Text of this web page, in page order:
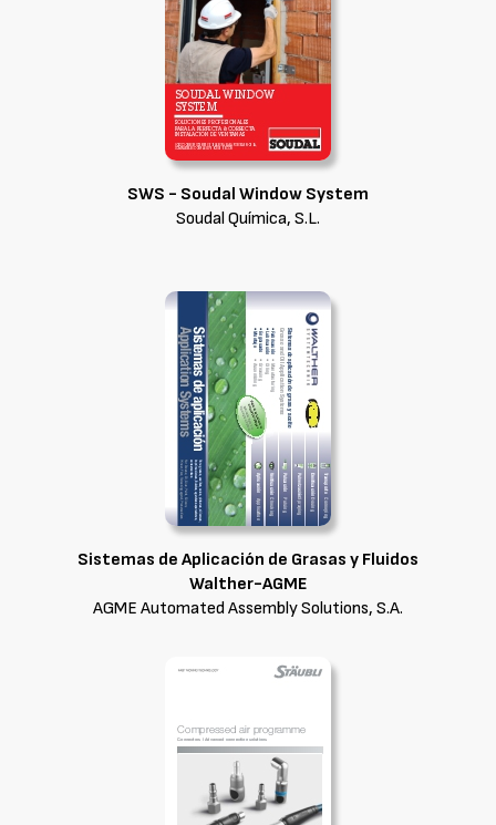
SWS - Soudal Window System
Soudal Química, S.L.
Sistemas de Aplicación de Grasas y Fluidos
Walther-AGME
AGME Automated Assembly Solutions, S.A.